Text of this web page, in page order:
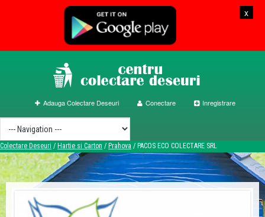
x
Adauga Colectare Deseuri Conectare Inregistrare
Colectare Deseuri / Hartie si Carton / Prahova / PACOS ECO COLECTARE SRL